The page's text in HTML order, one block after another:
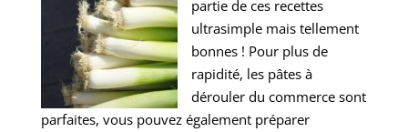
partie de ces recettes
ultrasimple mais tellement
bonnes ! Pour plus de
rapidité, les pâtes à
dérouler du commerce sont
parfaites, vous pouvez également préparer